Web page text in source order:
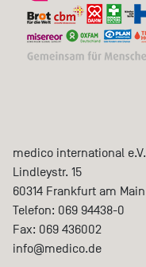
medico international e.V.
Lindleystr. 15
60314 Frankfurt am Main
Telefon: 069 94438-0
Fax: 069 436002
info@medico.de